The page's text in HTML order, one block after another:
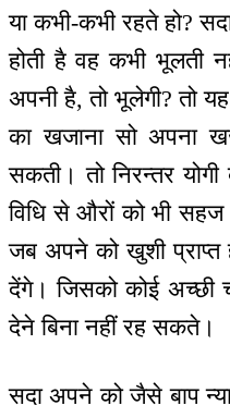
या कभी-कभी रहते हो?
होती है वह कभी भूलती
अपनी है, तो भूलेगी? तो
का खजाना सो अपना
सकती। तो निरन्तर
विधि से औरों को भी सहज
जब अपने को खुशी प्राप्त
देंगे। जिसको कोई अच्छी
देने बिना नहीं रह सकते।
सदा अपने को जैसे बाप